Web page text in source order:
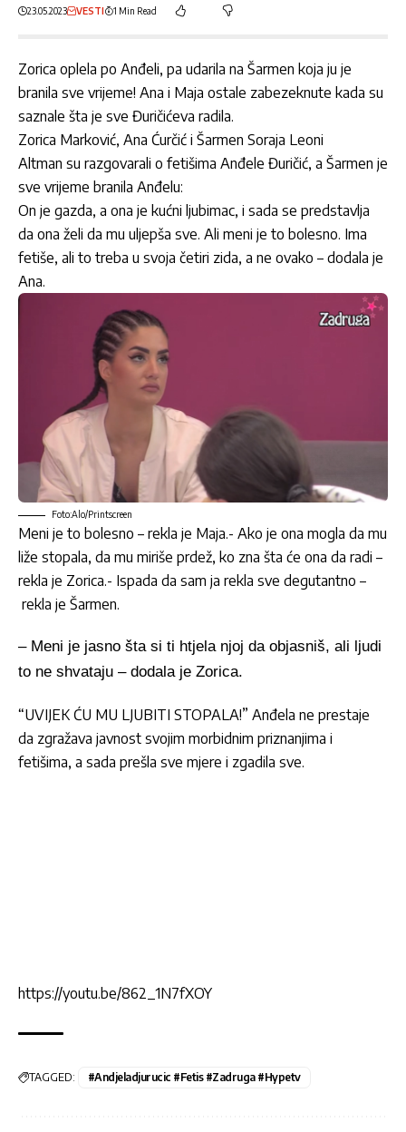
23.05.2023 VESTI 1 Min Read
Zorica oplela po Anđeli, pa udarila na Šarmen koja ju je
branila sve vrijeme! Ana i Maja ostale zabezeknute kada su
saznale šta je sve Đuričićeva radila.
Zorica Marković, Ana Ćurčić i Šarmen Soraja Leoni
Altman su razgovarali o fetišima Anđele Đuričić, a Šarmen je
sve vrijeme branila Anđelu:
On je gazda, a ona je kućni ljubimac, i sada se predstavlja
da ona želi da mu uljepša sve. Ali meni je to bolesno. Ima
fetiše, ali to treba u svoja četiri zida, a ne ovako – dodala je
Ana.
Foto:Alo/Printscreen
Meni je to bolesno – rekla je Maja.- Ako je ona mogla da mu
liže stopala, da mu miriše prdež, ko zna šta će ona da radi –
rekla je Zorica.- Ispada da sam ja rekla sve degutantno –
rekla je Šarmen.
– Meni je jasno šta si ti htjela njoj da objasniš, ali ljudi
to ne shvataju – dodala je Zorica.
“UVIJEK ĆU MU LJUBITI STOPALA!” Anđela ne prestaje
da zgražava javnost svojim morbidnim priznanjima i
fetišima, a sada prešla sve mjere i zgadila sve.
https://youtu.be/862_1N7fXOY
TAGGED: #andjeladjurucic #fetis #zadruga #hypetv